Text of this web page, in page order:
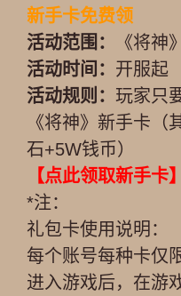
新手卡免费领
活动范围：
《将神
活动时间： 开服起
活动规则： 玩家只
《将神》新手卡（
石+5W钱币）
【点此领取新手卡】
*注：
礼包卡使用说明：
每个账号每种卡仅
进入游戏后，在游